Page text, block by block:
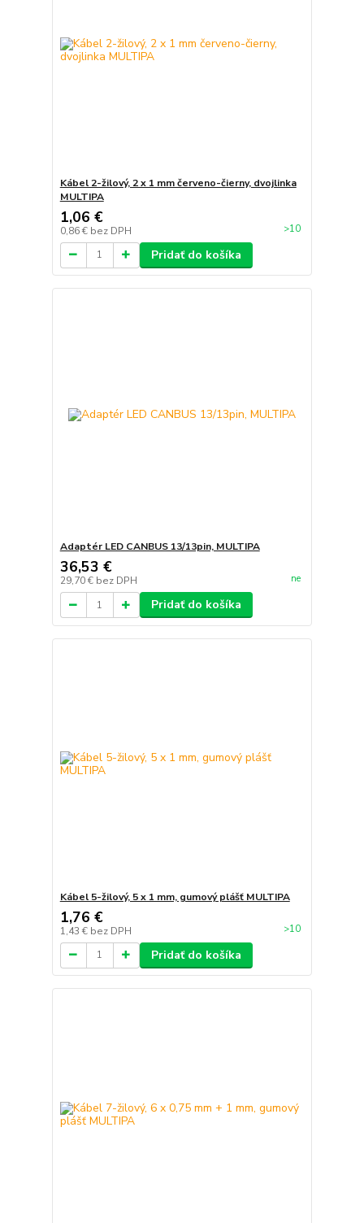
Kábel 2-žilový, 2 x 1 mm červeno-čierny, dvojlinka
MULTIPA
1,06 €
0,86 € bez DPH >10
Pridať do košíka
Adaptér LED CANBUS 13/13pin, MULTIPA
36,53 €
29,70 € bez DPH ne
Pridať do košíka
Kábel 5-žilový, 5 x 1 mm, gumový plášť MULTIPA
1,76 €
1,43 € bez DPH >10
Pridať do košíka